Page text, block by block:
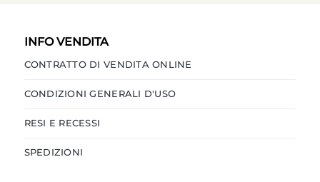
INFO VENDITA
CONTRATTO DI VENDITA ONLINE
CONDIZIONI GENERALI D'USO
RESI E RECESSI
SPEDIZIONI